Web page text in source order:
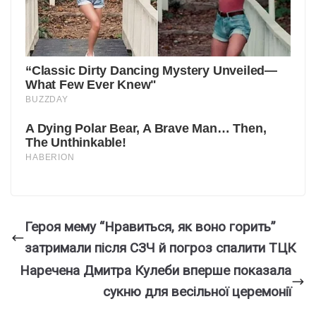
Героя мему “Нравиться, як воно горить”
затримали після СЗЧ й погроз спалити ТЦК
Наречена Дмитра Кулеби вперше показала
сукню для весільної церемонії